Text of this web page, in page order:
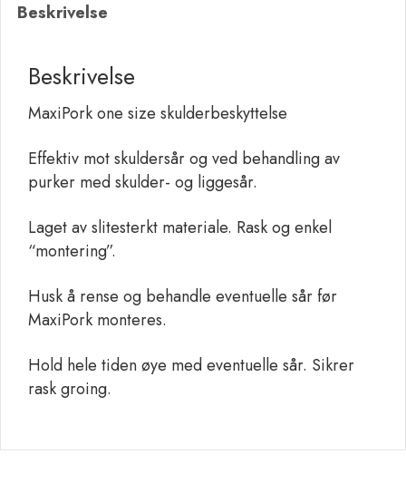
Beskrivelse
Beskrivelse
MaxiPork one size skulderbeskyttelse
Effektiv mot skuldersår og ved behandling av
purker med skulder- og liggesår.
Laget av slitesterkt materiale. Rask og enkel
“montering”.
Husk å rense og behandle eventuelle sår før
MaxiPork monteres.
Hold hele tiden øye med eventuelle sår. Sikrer
rask groing.